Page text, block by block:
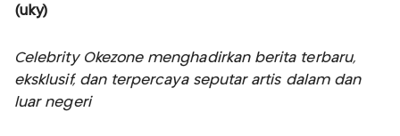
(uky)
Celebrity Okezone menghadirkan berita terbaru,
eksklusif, dan terpercaya seputar artis dalam dan
luar negeri